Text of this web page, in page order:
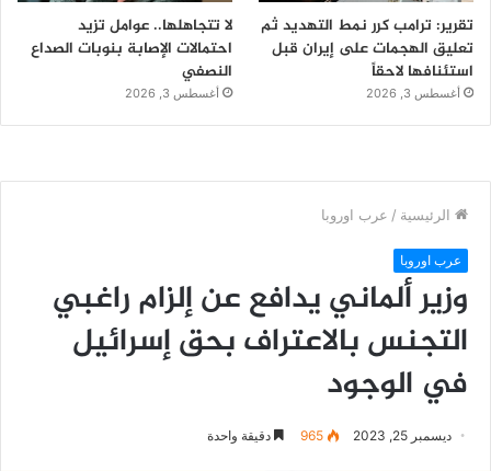
تقرير: ترامب كرر نمط التهديد ثم
تعليق الهجمات على إيران قبل
استئنافها لاحقاً
أغسطس 3, 2026
لا تتجاهلها.. عوامل تزيد
احتمالات الإصابة بنوبات الصداع
النصفي
أغسطس 3, 2026